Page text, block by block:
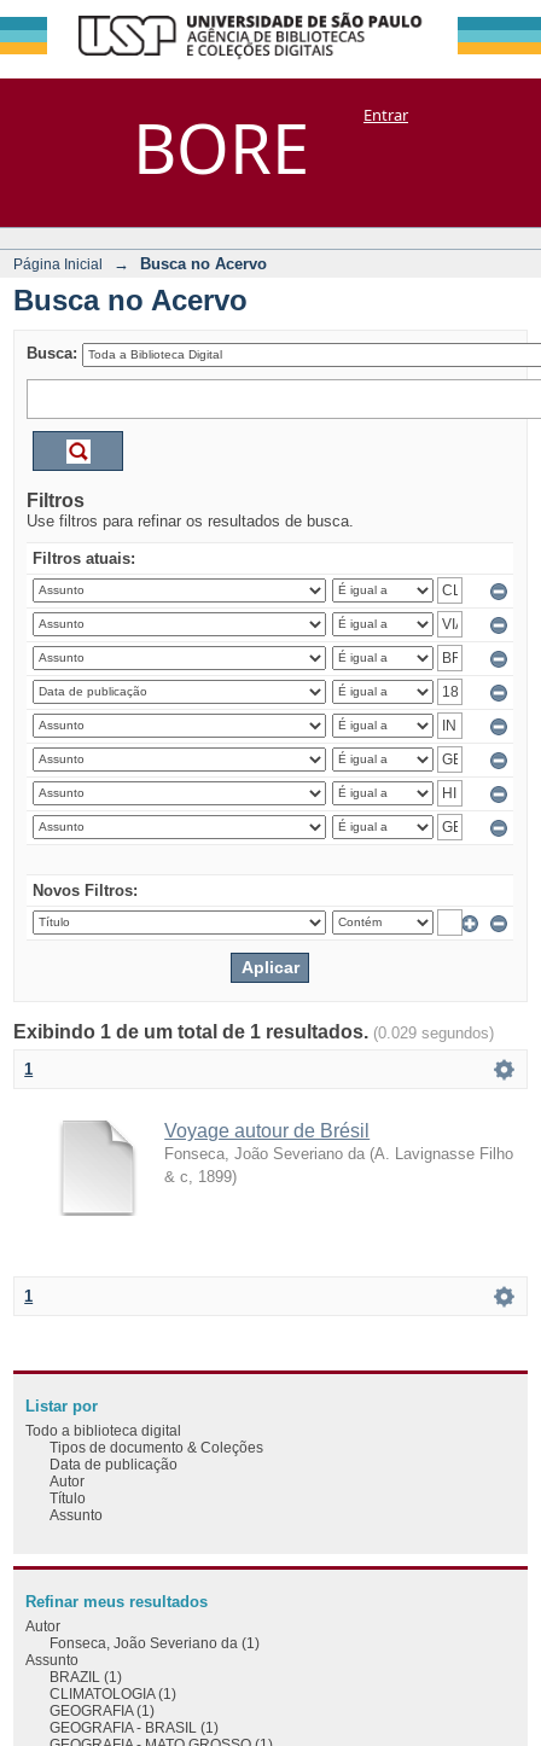
BORE
Busca no Acervo
DSpace/Manakin + CoriscoEntrar
Página Inicial → Busca no Acervo
Busca no Acervo
Busca:
Filtros
Use filtros para refinar os resultados de busca.
Filtros atuais:
Novos Filtros:
Exibindo 1 de um total de 1 resultados. (0.029 segundos)
1
Voyage autour de Brésil
Fonseca, João Severiano da (A. Lavignasse Filho
& c
1899)
1
Listar por
Todo a biblioteca digital
Tipos de documento & Coleções
Data de publicação
Autor
Título
Assunto
Refinar meus resultados
Autor
Fonseca, João Severiano da (1)
Assunto
BRAZIL (1)
CLIMATOLOGIA (1)
GEOGRAFIA (1)
GEOGRAFIA - BRASIL (1)